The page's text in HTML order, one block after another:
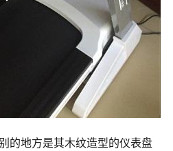
的地方是其木纹造型的仪表盘